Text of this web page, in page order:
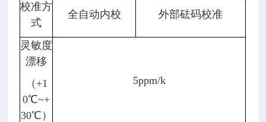
校准方
式
全自动内校 外部砝码校准
灵敏度
漂移
（+1
0℃~+
30℃）
5ppm/k